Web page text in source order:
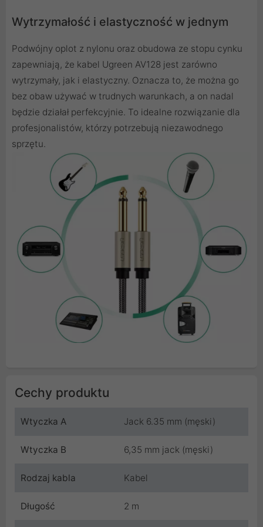
Wytrzymałość i elastyczność w jednym
Podwójny oplot z nylonu oraz obudowa ze stopu cynku
zapewniają, że kabel Ugreen AV128 jest zarówno
wytrzymały, jak i elastyczny. Oznacza to, że można go
bez obaw używać w trudnych warunkach, a on nadal
będzie działał perfekcyjnie. To idealne rozwiązanie dla
profesjonalistów, którzy potrzebują niezawodnego
sprzętu.
Cechy produktu
Wtyczka A Jack 6.35 mm (męski)
Wtyczka B 6,35 mm jack (męski)
Rodzaj kabla Kabel
Długość 2 m